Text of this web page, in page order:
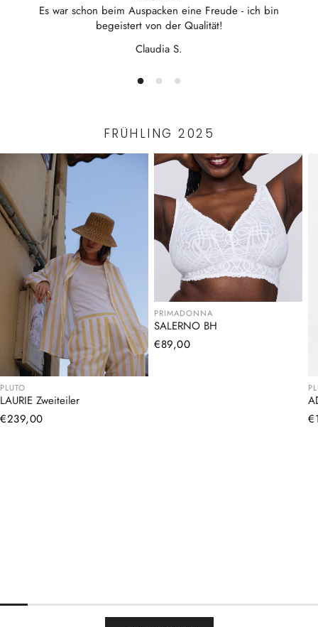
Es war schon beim Auspacken eine Freude - ich bin
begeistert von der Qualität!
Claudia S.
FRÜHLING 2025
PLUTO
LAURIE Zweiteiler
Normaler
€239,00
PRIMADONNA
SALERNO BH
Normaler
€89,00